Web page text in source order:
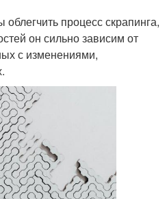
процесс скрапинга,
он сильно зависим от
с изменениями,